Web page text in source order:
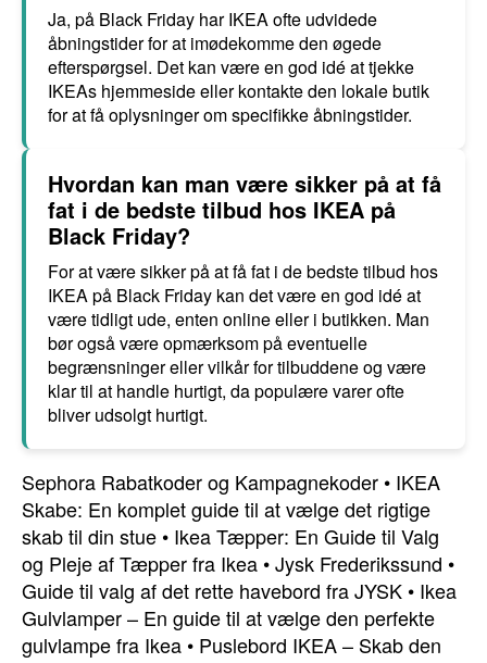
Ja, på Black Friday har IKEA ofte udvidede
åbningstider for at imødekomme den øgede
efterspørgsel. Det kan være en god idé at tjekke
IKEAs hjemmeside eller kontakte den lokale butik
for at få oplysninger om specifikke åbningstider.
Hvordan kan man være sikker på at få
fat i de bedste tilbud hos IKEA på
Black Friday?
For at være sikker på at få fat i de bedste tilbud hos
IKEA på Black Friday kan det være en god idé at
være tidligt ude, enten online eller i butikken. Man
bør også være opmærksom på eventuelle
begrænsninger eller vilkår for tilbuddene og være
klar til at handle hurtigt, da populære varer ofte
bliver udsolgt hurtigt.
Sephora Rabatkoder og Kampagnekoder • IKEA
Skabe: En komplet guide til at vælge det rigtige
skab til din stue • Ikea Tæpper: En Guide til Valg
og Pleje af Tæpper fra Ikea •Jysk Frederikssund •
Guide til valg af det rette havebord fra JYSK • Ikea
Gulvlamper – En guide til at vælge den perfekte
gulvlampe fra Ikea • Puslebord IKEA – Skab den